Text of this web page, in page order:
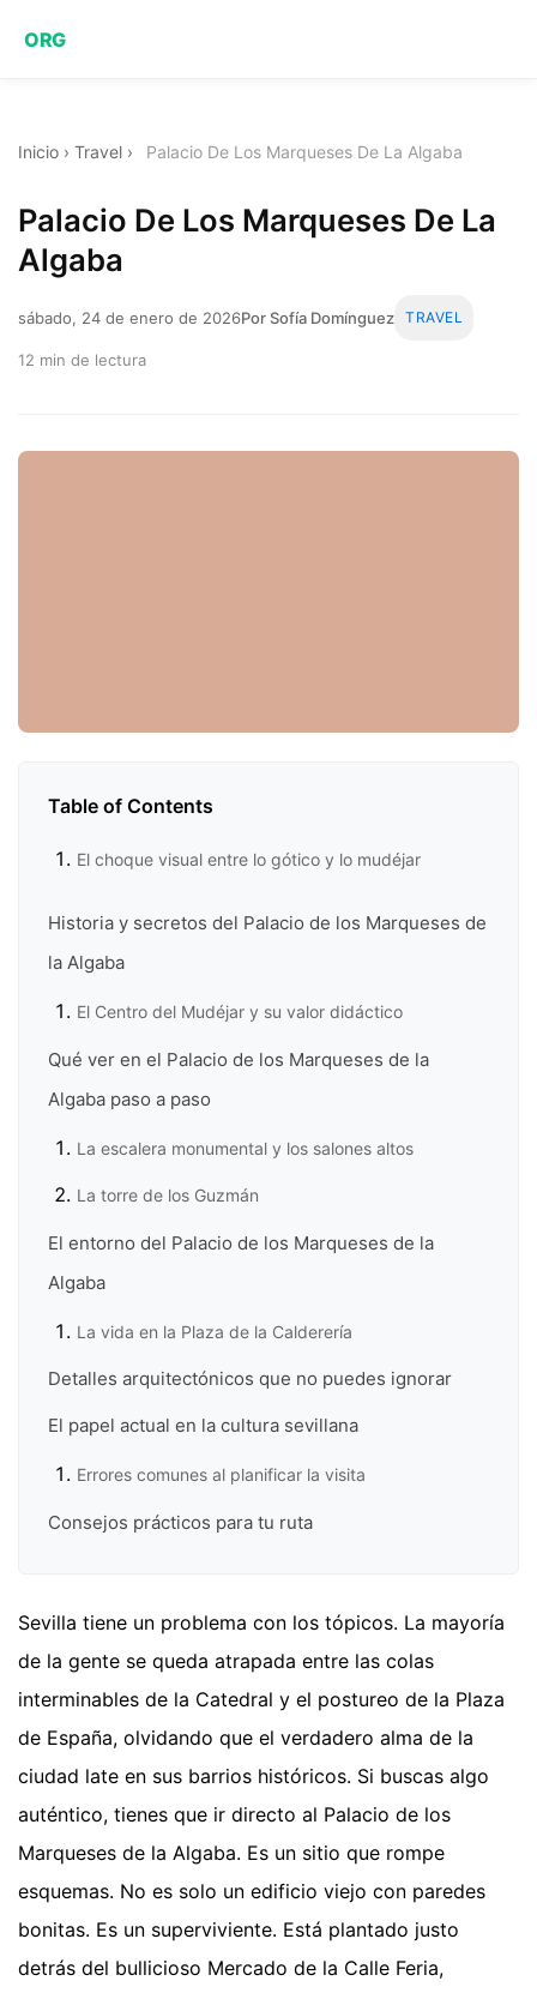
ORG
Inicio › Travel › Palacio De Los Marqueses De La Algaba
Palacio De Los Marqueses De La
Algaba
sábado, 24 de enero de 2026Por Sofía Domínguez TRAVEL
12 min de lectura
Table of Contents
El choque visual entre lo gótico y lo mudéjar
Historia y secretos del Palacio de los Marqueses de
la Algaba
El Centro del Mudéjar y su valor didáctico
Qué ver en el Palacio de los Marqueses de la
Algaba paso a paso
La escalera monumental y los salones altos
La torre de los Guzmán
El entorno del Palacio de los Marqueses de la
Algaba
La vida en la Plaza de la Calderería
Detalles arquitectónicos que no puedes ignorar
El papel actual en la cultura sevillana
Errores comunes al planificar la visita
Consejos prácticos para tu ruta
Sevilla tiene un problema con los tópicos. La mayoría
de la gente se queda atrapada entre las colas
interminables de la Catedral y el postureo de la Plaza
de España, olvidando que el verdadero alma de la
ciudad late en sus barrios históricos. Si buscas algo
auténtico, tienes que ir directo al Palacio de los
Marqueses de la Algaba. Es un sitio que rompe
esquemas. No es solo un edificio viejo con paredes
bonitas. Es un superviviente. Está plantado justo
detrás del bullicioso Mercado de la Calle Feria,